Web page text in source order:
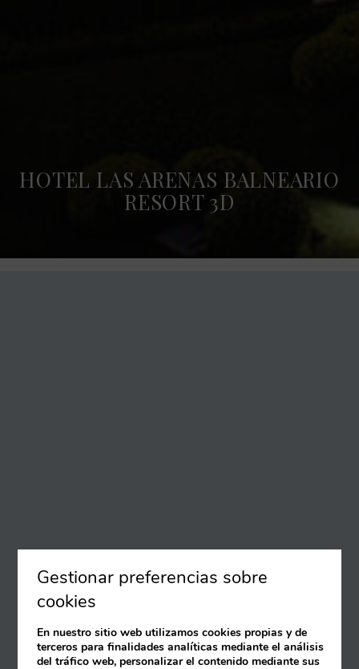
HOTEL LAS ARENAS BALNEARIO
RESORT 3D
Gestionar preferencias sobre
cookies
En nuestro sitio web utilizamos cookies propias y de
terceros para finalidades analíticas mediante el análisis
del tráfico web, personalizar el contenido mediante sus